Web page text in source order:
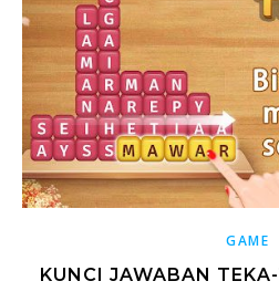
GAME
KUNCI JAWABAN